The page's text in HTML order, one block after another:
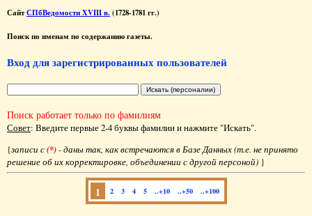
СайтСПбВедомости XVIII в. (1728-1781 гг.)
Поиск по именам по содержанию газеты.
Вход для зарегистрированных пользователей
Поиск работает только по фамилиям
Совет: Введите первые 2-4 буквы фамилии и нажмите "Искать".
{записи с(*)- даны так, как встречаются в Базе Данных (т.е. не принято
решение об их корректировке, объединении с другой персоной) }
1 2 3 4 5 ..+10 ..+50 ..+100